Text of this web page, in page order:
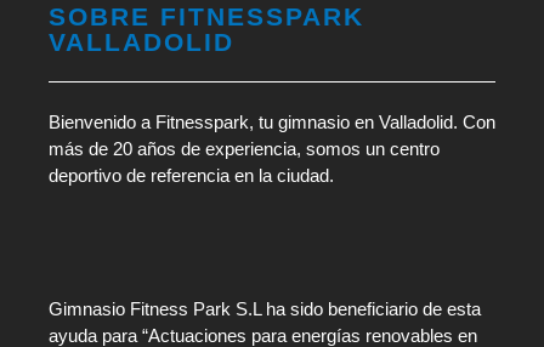
SOBRE FITNESSPARK
VALLADOLID
Bienvenido a Fitnesspark, tu gimnasio en Valladolid. Con
más de 20 años de experiencia, somos un centro
deportivo de referencia en la ciudad.
Gimnasio Fitness Park S.L ha sido beneficiario de esta
ayuda para “Actuaciones para energías renovables en